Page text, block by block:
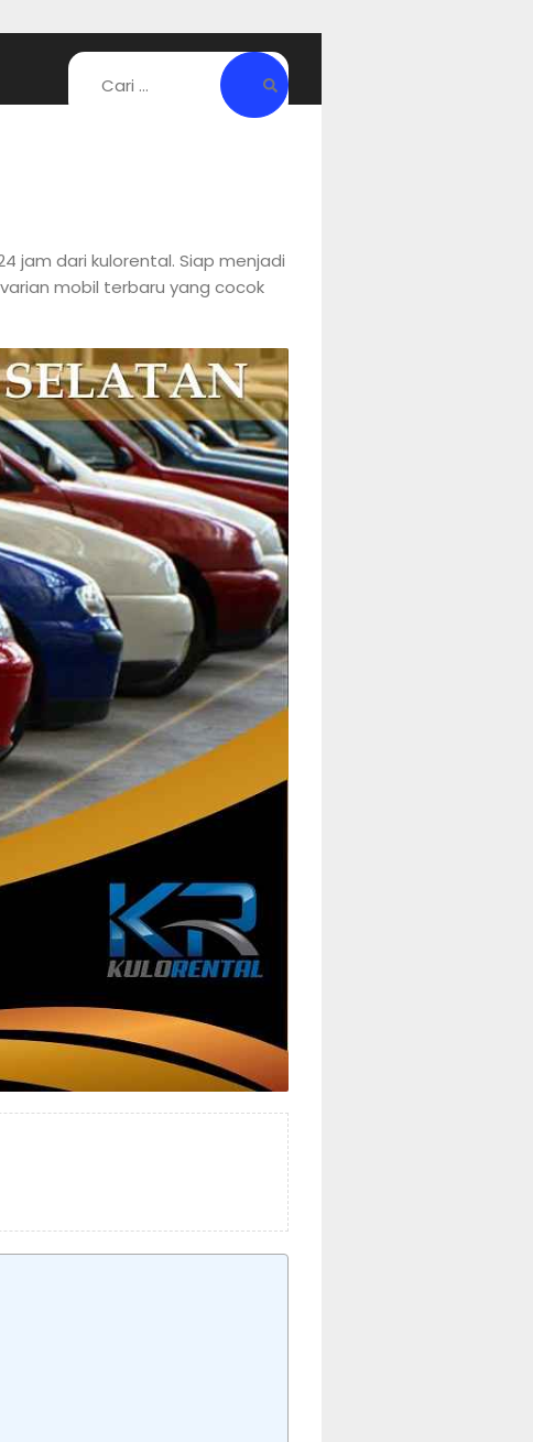
jam dari kulorental. Siap menjadi
mobil terbaru yang cocok